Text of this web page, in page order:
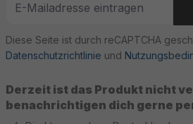
Derzeit ist das Produkt nicht
benachrichtigen dich gerne
Diese Seite ist durch reCAPTCHA
Datenschutzrichtlinie und